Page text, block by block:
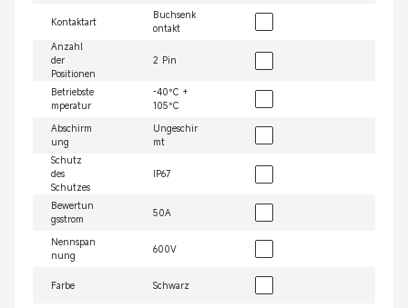
Kontaktart
Buchsenk
ontakt
Anzahl
der
Positionen
2 Pin
Betriebste
mperatur
-40°C +
105°C
Abschirm
ung
Ungeschir
mt
Schutz
des
Schutzes
IP67
Bewertun
gsstrom
50A
Nennspan
nung
600V
Farbe Schwarz